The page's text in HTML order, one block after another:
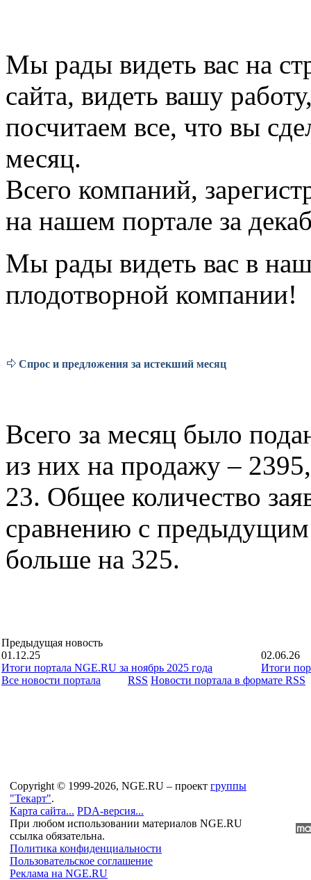
Мы рады видеть вас на
сайта, видеть вашу
посчитаем все, что вы
месяц.
Всего компаний,
на нашем портале за
Мы рады видеть вас в
плодотворной компании!
Спрос и предложения за истекший месяц
Всего за месяц было
из них на продажу –
23. Общее количество
сравнению с
больше на 325.
Предыдущая новость
01.12.25
Итоги портала NGE.RU за ноябрь 2025 года
02.06.26
Итоги
Все новости портала
RSS Новости портала в формате RSS
Copyright © 1999-2026, NGE.RU – проект группы
"Текарт".
Карта сайта... PDA-версия...
При любом использовании материалов NGE.RU
ссылка обязательна.
Политика конфиденциальности
Пользовательское соглашение
Реклама на NGE.RU